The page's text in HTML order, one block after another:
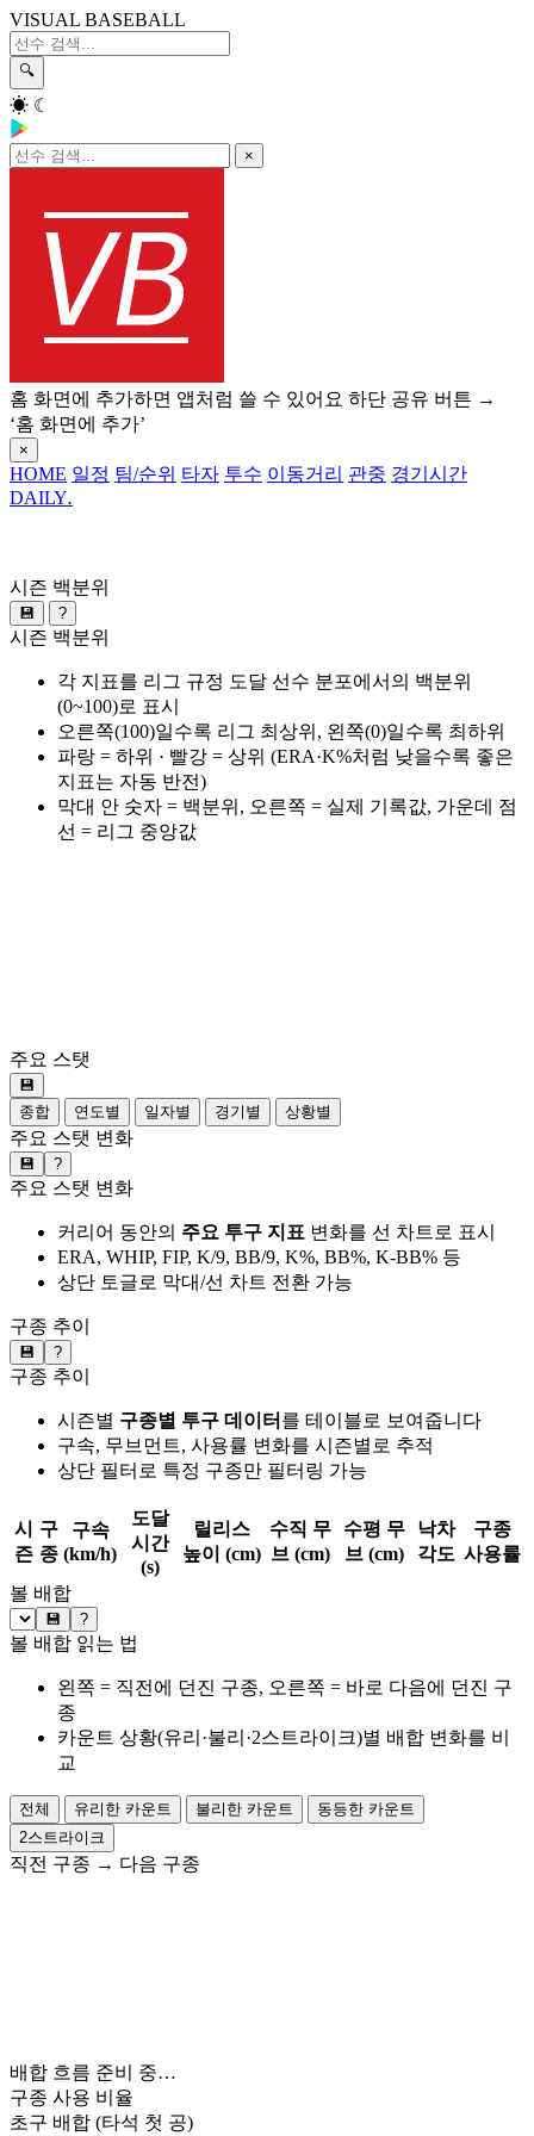
VISUAL BASEBALL
🔍
☀ ☾
×
홈 화면에 추가하면 앱처럼 쓸 수 있어요 하단 공유 버튼 →
‘홈 화면에 추가’
×
HOME 일정 팀/순위 타자 투수 이동거리 관중 경기시간
DAILY.
시즌 백분위
💾 ?
시즌 백분위
각 지표를 리그 규정 도달 선수 분포에서의 백분위
(0~100)로 표시
오른쪽(100)일수록 리그 최상위, 왼쪽(0)일수록 최하위
파랑 = 하위 · 빨강 = 상위 (ERA·K%처럼 낮을수록 좋은
지표는 자동 반전)
막대 안 숫자 = 백분위, 오른쪽 = 실제 기록값, 가운데 점
선 = 리그 중앙값
주요 스탯
💾
종합
연도별 일자별 경기별 상황별
주요 스탯 변화
💾 ?
주요 스탯 변화
커리어 동안의 주요 투구 지표 변화를 선 차트로 표시
ERA, WHIP, FIP, K/9, BB/9, K%, BB%, K-BB% 등
상단 토글로 막대/선 차트 전환 가능
구종 추이
💾 ?
구종 추이
시즌별 구종별 투구 데이터 를 테이블로 보여줍니다
구속, 무브먼트, 사용률 변화를 시즌별로 추적
상단 필터로 특정 구종만 필터링 가능
시
즌
구
종
구속
(km/h)
도달
시간
(s)
릴리스
높이 (cm)
수직 무
브 (cm)
수평 무
브 (cm)
낙차
각도
구종
사용률
볼 배합
💾 ?
볼 배합 읽는 법
왼쪽 = 직전에 던진 구종, 오른쪽 = 바로 다음에 던진 구
종
카운트 상황(유리·불리·2스트라이크)별 배합 변화를 비
교
전체 유리한 카운트 불리한 카운트
동등한 카운트
2스트라이크
직전 구종 → 다음 구종
배합 흐름 준비 중…
구종 사용 비율
초구 배합 (타석 첫 공)